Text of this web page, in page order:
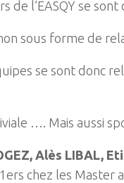
de l’EASQY se
sous forme de
se sont donc
…. Mais aussi
Alès LIBAL,
chez les Master